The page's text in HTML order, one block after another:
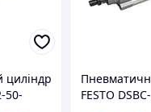
циліндр
50-
FESTO